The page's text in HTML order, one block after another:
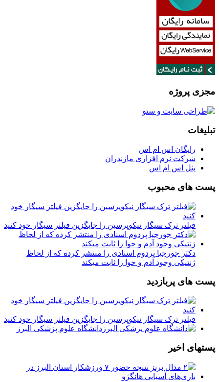
مجزی پروژه
تبلیغات
رایگان اس ام اس
شرکت نرم افزاری مازندران
پنل اس ام اس
پست های محبوب
فیلتر ترک سیگار نیکوپرسین را جایگزین فیلتر سیگار خود کنید
دکتر جورجیا پردوم اسنادی را منتشر کرده که از لحاظ
ژنتیکی وجود آدم و حوا را ثابت میکند
پست های پربازدید
فیلتر ترک سیگار نیکوپرسین را جایگزین فیلتر سیگار خود کنید
دانشگاه علوم پزشکی البرز
پستهای اخیر